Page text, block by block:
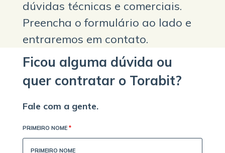
dúvidas técnicas e comerciais.
Preencha o formulário ao lado e
entraremos em contato.
Ficou alguma dúvida ou
quer contratar o Torabit?
Fale com a gente.
PRIMEIRO NOME *